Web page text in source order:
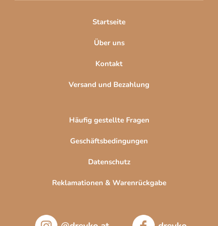
Startseite
Über uns
Kontakt
Versand und Bezahlung
Häufig gestellte Fragen
Geschäftsbedingungen
Datenschutz
Reklamationen & Warenrückgabe